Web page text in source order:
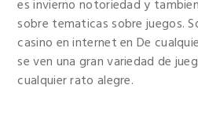
es invierno notoriedad y
sobre tematicas sobre juegos.
casino en internet en De
se ven una gran variedad de
cualquier rato alegre.